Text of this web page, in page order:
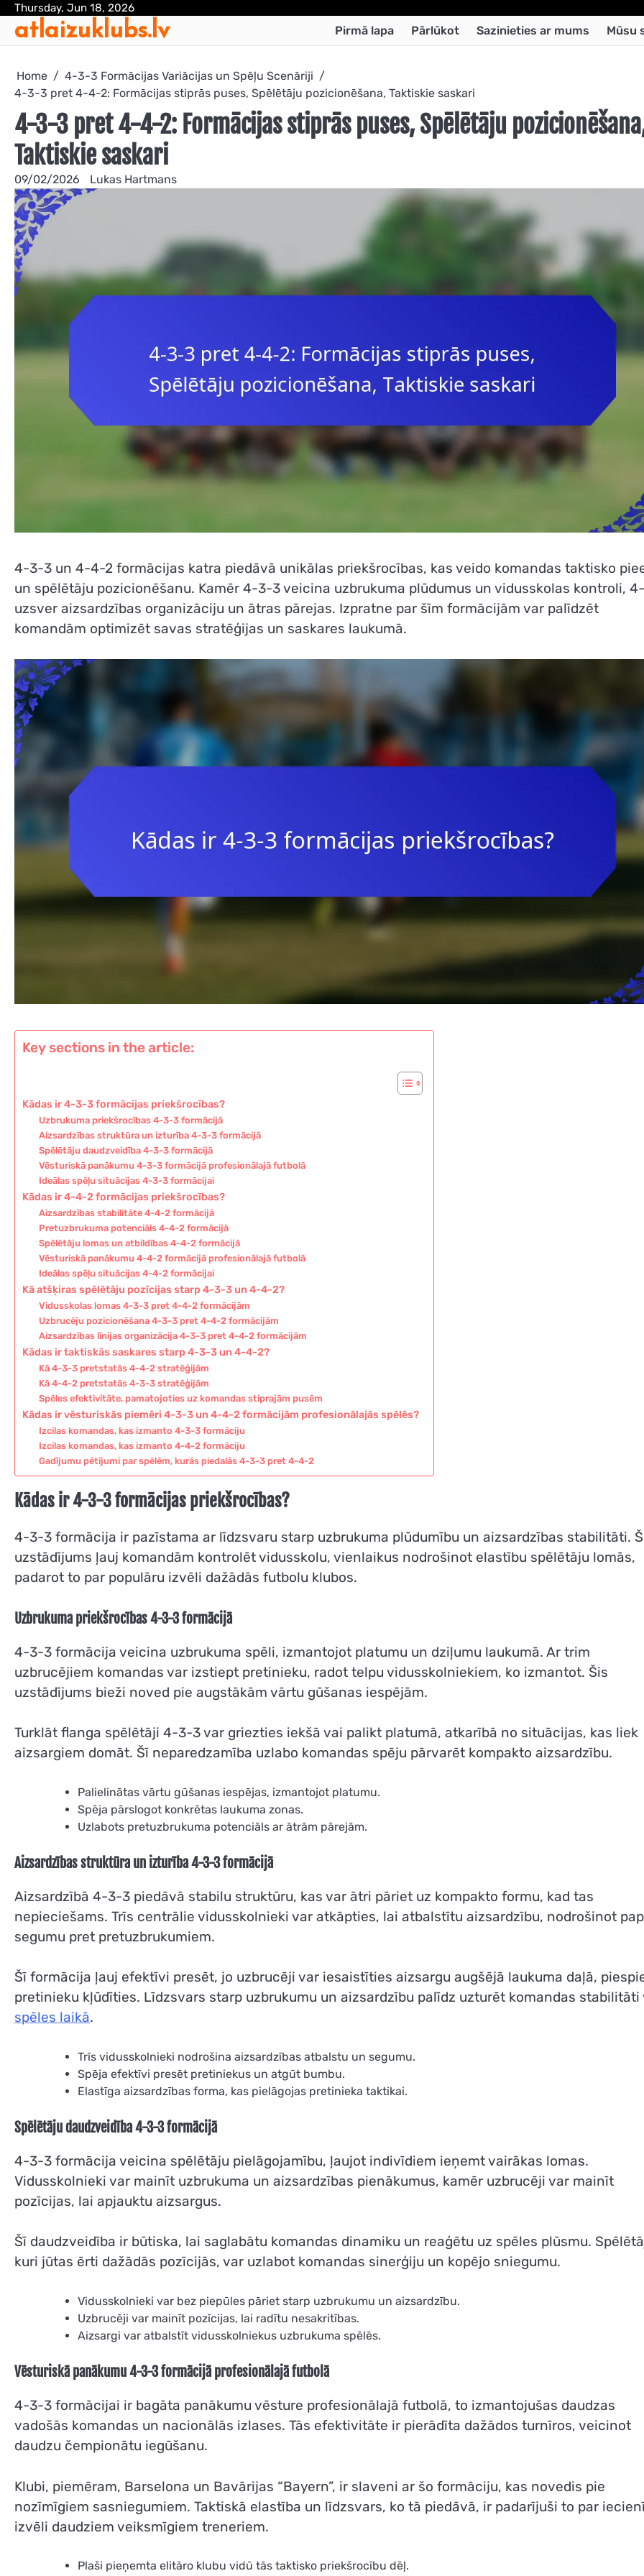
Skip
content
Thursday, Jun 18, 2026
atlaizuklubs.lv Pirmā lapa Pārlūkot Sazinieties ar mums Mūsu
Home
4-3-3 Formācijas Variācijas un Spēļu Scenāriji
4-3-3 pret 4-4-2: Formācijas stiprās puses, Spēlētāju pozicionēšana, Taktiskie saskari
4-3-3 pret 4-4-2: Formācijas stiprās puses, Spēlētāju
Taktiskie saskari
09/02/2026 Lukas Hartmans
4-3-3 un 4-4-2 formācijas katra piedāvā unikālas priekšrocības, kas veido komandas taktisko
un spēlētāju pozicionēšanu. Kamēr 4-3-3 veicina uzbrukuma plūdumus un vidusskolas kontroli,
uzsver aizsardzības organizāciju un ātras pārejas. Izpratne par šīm formācijām var palīdzēt
komandām optimizēt savas stratēģijas un saskares laukumā.
Key sections in the article:
Kādas ir 4-3-3 formācijas priekšrocības?
Uzbrukuma priekšrocības 4-3-3 formācijā
Aizsardzības struktūra un izturība 4-3-3 formācijā
Spēlētāju daudzveidība 4-3-3 formācijā
Vēsturiskā panākumu 4-3-3 formācijā profesionālajā futbolā
Ideālas spēļu situācijas 4-3-3 formācijai
Kādas ir 4-4-2 formācijas priekšrocības?
Aizsardzības stabilitāte 4-4-2 formācijā
Pretuzbrukuma potenciāls 4-4-2 formācijā
Spēlētāju lomas un atbildības 4-4-2 formācijā
Vēsturiskā panākumu 4-4-2 formācijā profesionālajā futbolā
Ideālas spēļu situācijas 4-4-2 formācijai
Kā atšķiras spēlētāju pozīcijas starp 4-3-3 un 4-4-2?
Vidusskolas lomas 4-3-3 pret 4-4-2 formācijām
Uzbrucēju pozicionēšana 4-3-3 pret 4-4-2 formācijām
Aizsardzības līnijas organizācija 4-3-3 pret 4-4-2 formācijām
Kādas ir taktiskās saskares starp 4-3-3 un 4-4-2?
Kā 4-3-3 pretstatās 4-4-2 stratēģijām
Kā 4-4-2 pretstatās 4-3-3 stratēģijām
Spēles efektivitāte, pamatojoties uz komandas stiprajām pusēm
Kādas ir vēsturiskās piemēri 4-3-3 un 4-4-2 formācijām profesionālajās spēlēs?
Izcilas komandas, kas izmanto 4-3-3 formāciju
Izcilas komandas, kas izmanto 4-4-2 formāciju
Gadījumu pētījumi par spēlēm, kurās piedalās 4-3-3 pret 4-4-2
Kādas ir 4-3-3 formācijas priekšrocības?
4-3-3 formācija ir pazīstama ar līdzsvaru starp uzbrukuma plūdumību un aizsardzības stabilitāti.
uzstādījums ļauj komandām kontrolēt vidusskolu, vienlaikus nodrošinot elastību spēlētāju lomās,
padarot to par populāru izvēli dažādās futbolu klubos.
Uzbrukuma priekšrocības 4-3-3 formācijā
4-3-3 formācija veicina uzbrukuma spēli, izmantojot platumu un dziļumu laukumā. Ar trim
uzbrucējiem komandas var izstiept pretinieku, radot telpu vidusskolniekiem, ko izmantot. Šis
uzstādījums bieži noved pie augstākām vārtu gūšanas iespējām.
Turklāt flanga spēlētāji 4-3-3 var griezties iekšā vai palikt platumā, atkarībā no situācijas, kas liek
aizsargiem domāt. Šī neparedzamība uzlabo komandas spēju pārvarēt kompakto aizsardzību.
Palielinātas vārtu gūšanas iespējas, izmantojot platumu.
Spēja pārslogot konkrētas laukuma zonas.
Uzlabots pretuzbrukuma potenciāls ar ātrām pārejām.
Aizsardzības struktūra un izturība 4-3-3 formācijā
Aizsardzībā 4-3-3 piedāvā stabilu struktūru, kas var ātri pāriet uz kompakto formu, kad tas
nepieciešams. Trīs centrālie vidusskolnieki var atkāpties, lai atbalstītu aizsardzību, nodrošinot
segumu pret pretuzbrukumiem.
Šī formācija ļauj efektīvi presēt, jo uzbrucēji var iesaistīties aizsargu augšējā laukuma daļā,
pretinieku kļūdīties. Līdzsvars starp uzbrukumu un aizsardzību palīdz uzturēt komandas stabilitāti
spēles laikā.
Trīs vidusskolnieki nodrošina aizsardzības atbalstu un segumu.
Spēja efektīvi presēt pretiniekus un atgūt bumbu.
Elastīga aizsardzības forma, kas pielāgojas pretinieka taktikai.
Spēlētāju daudzveidība 4-3-3 formācijā
4-3-3 formācija veicina spēlētāju pielāgojamību, ļaujot indivīdiem ieņemt vairākas lomas.
Vidusskolnieki var mainīt uzbrukuma un aizsardzības pienākumus, kamēr uzbrucēji var mainīt
pozīcijas, lai apjauktu aizsargus.
Šī daudzveidība ir būtiska, lai saglabātu komandas dinamiku un reaģētu uz spēles plūsmu.
kuri jūtas ērti dažādās pozīcijās, var uzlabot komandas sinerģiju un kopējo sniegumu.
Vidusskolnieki var bez piepūles pāriet starp uzbrukumu un aizsardzību.
Uzbrucēji var mainīt pozīcijas, lai radītu nesakritības.
Aizsargi var atbalstīt vidusskolniekus uzbrukuma spēlēs.
Vēsturiskā panākumu 4-3-3 formācijā profesionālajā futbolā
4-3-3 formācijai ir bagāta panākumu vēsture profesionālajā futbolā, to izmantojušas daudzas
vadošās komandas un nacionālās izlases. Tās efektivitāte ir pierādīta dažādos turnīros, veicinot
daudzu čempionātu iegūšanu.
Klubi, piemēram, Barselona un Bavārijas “Bayern”, ir slaveni ar šo formāciju, kas novedis pie
nozīmīgiem sasniegumiem. Taktiskā elastība un līdzsvars, ko tā piedāvā, ir padarījuši to par
izvēli daudziem veiksmīgiem treneriem.
Plaši pieņemta elitāro klubu vidū tās taktisko priekšrocību dēļ.